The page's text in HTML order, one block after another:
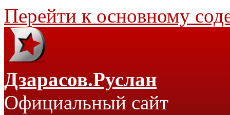
Перейти к основному
Дзарасов.Руслан
Официальный сайт